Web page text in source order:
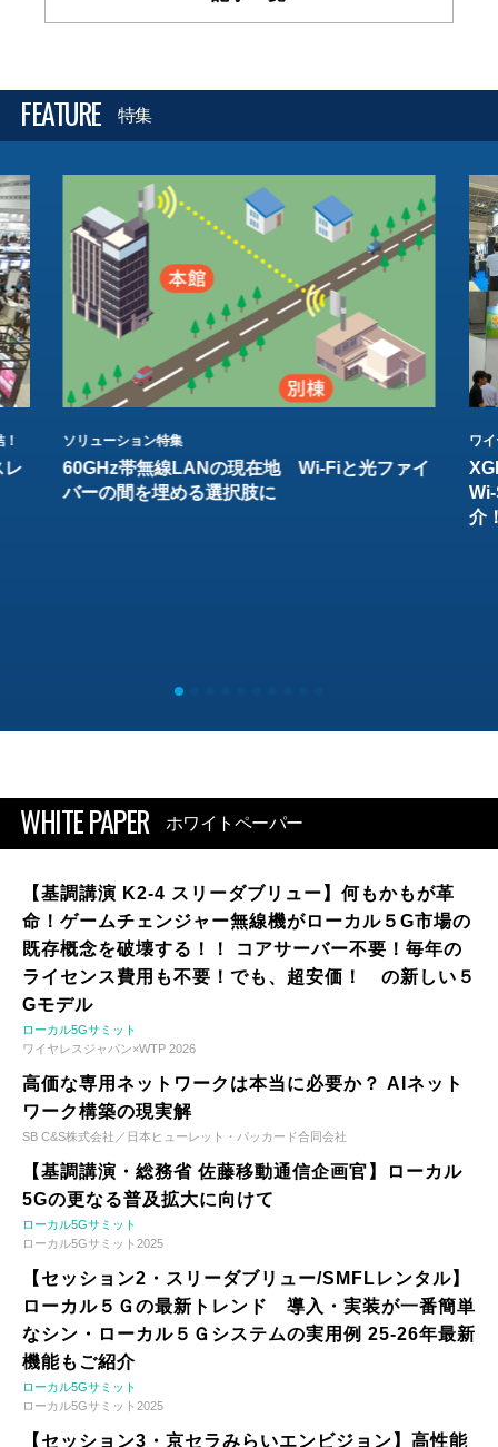
FEATURE 特集
レ
ソリューション特集
60GHz帯無線LANの現在地 Wi-Fiと光ファイ
バーの間を埋める選択肢に
ワ
介
WHITE PAPER ホワイトペーパー
【基調講演 K2-4 スリーダブリュー】何もかもが革
命！ゲームチェンジャー無線機がローカル５G市場の
既存概念を破壊する！！ コアサーバー不要！毎年の
ライセンス費用も不要！でも、超安価！ の新しい５
Gモデル
ローカル5Gサミット
ワイヤレスジャパン×WTP 2026
高価な専用ネットワークは本当に必要か？ AIネット
ワーク構築の現実解
SB C&S株式会社／日本ヒューレット・パッカード合同会社
【基調講演・総務省 佐藤移動通信企画官】ローカル
5Gの更なる普及拡大に向けて
ローカル5Gサミット
ローカル5Gサミット2025
【セッション2・スリーダブリュー/SMFLレンタル】
ローカル５Ｇの最新トレンド 導入・実装が一番簡単
なシン・ローカル５Ｇシステムの実用例 25-26年最新
機能もご紹介
ローカル5Gサミット
ローカル5Gサミット2025
【セッション3・京セラみらいエンビジョン】高性能